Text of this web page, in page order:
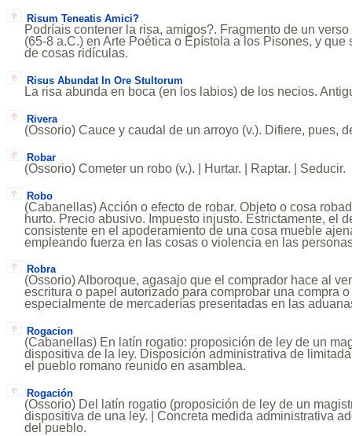
Risum Teneatis Amici?
Podríais contener la risa, amigos?. Fragmento de un
(65-8 a.C.) en Arte Poética o Epístola a los Pisones, y que
de cosas ridículas.
Risus Abundat In Ore Stultorum
La risa abunda en boca (en los labios) de los necios.
Rivera
(Ossorio) Cauce y caudal de un arroyo (v.). Difiere, pues,
Robar
(Ossorio) Cometer un robo (v.). | Hurtar. | Raptar. | Seducir.
Robo
(Cabanellas) Acción o efecto de robar. Objeto o cosa
hurto. Precio abusivo. Impuesto injusto. Estrictamente, el
consistente en el apoderamiento de una cosa mueble
empleando fuerza en las cosas o violencia en las
Robra
(Ossorio) Alboroque, agasajo que el comprador hace al
escritura o papel autorizado para comprobar una compra
especialmente de mercaderías presentadas en las
Rogacion
(Cabanellas) En latín rogatio: proposición de ley de un
dispositiva de la ley. Disposición administrativa de
el pueblo romano reunido en asamblea.
Rogación
(Ossorio) Del latín rogatio (proposición de ley de un
dispositiva de una ley. | Concreta medida administrativa
del pueblo.